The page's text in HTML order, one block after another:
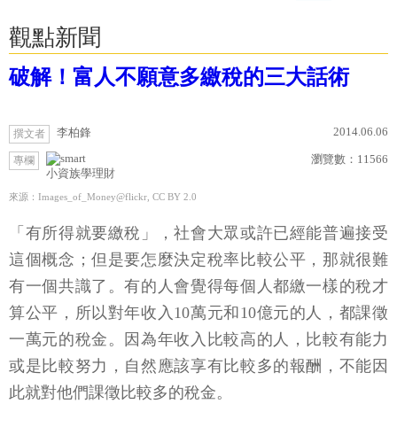
觀點新聞
破解！富人不願意多繳稅的三大話術
撰文者 李柏鋒 2014.06.06
專欄
小資族學理財
瀏覽數： 11566
來源：Images_of_Money@flickr, CC BY 2.0
「有所得就要繳稅」，社會大眾或許已經能普遍接受
這個概念；但是要怎麼決定稅率比較公平，那就很難
有一個共識了。有的人會覺得每個人都繳一樣的稅才
算公平，所以對年收入10萬元和10億元的人，都課徵
一萬元的稅金。因為年收入比較高的人，比較有能力
或是比較努力，自然應該享有比較多的報酬，不能因
此就對他們課徵比較多的稅金。